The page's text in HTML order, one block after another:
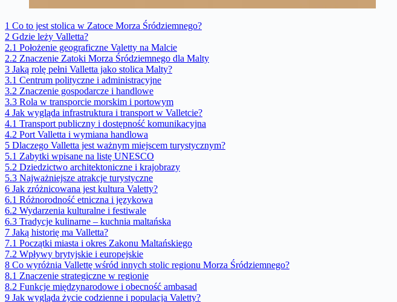
1 Co to jest stolica w Zatoce Morza Śródziemnego?
2 Gdzie leży Valletta?
2.1 Położenie geograficzne Valetty na Malcie
2.2 Znaczenie Zatoki Morza Śródziemnego dla Malty
3 Jaką rolę pełni Valletta jako stolica Malty?
3.1 Centrum polityczne i administracyjne
3.2 Znaczenie gospodarcze i handlowe
3.3 Rola w transporcie morskim i portowym
4 Jak wygląda infrastruktura i transport w Valletcie?
4.1 Transport publiczny i dostępność komunikacyjna
4.2 Port Valletta i wymiana handlowa
5 Dlaczego Valletta jest ważnym miejscem turystycznym?
5.1 Zabytki wpisane na listę UNESCO
5.2 Dziedzictwo architektoniczne i krajobrazy
5.3 Najważniejsze atrakcje turystyczne
6 Jak zróżnicowana jest kultura Valetty?
6.1 Różnorodność etniczna i językowa
6.2 Wydarzenia kulturalne i festiwale
6.3 Tradycje kulinarne – kuchnia maltańska
7 Jaką historię ma Valletta?
7.1 Początki miasta i okres Zakonu Maltańskiego
7.2 Wpływy brytyjskie i europejskie
8 Co wyróżnia Vallettę wśród innych stolic regionu Morza Śródziemnego?
8.1 Znaczenie strategiczne w regionie
8.2 Funkcje międzynarodowe i obecność ambasad
9 Jak wygląda życie codzienne i populacja Valetty?